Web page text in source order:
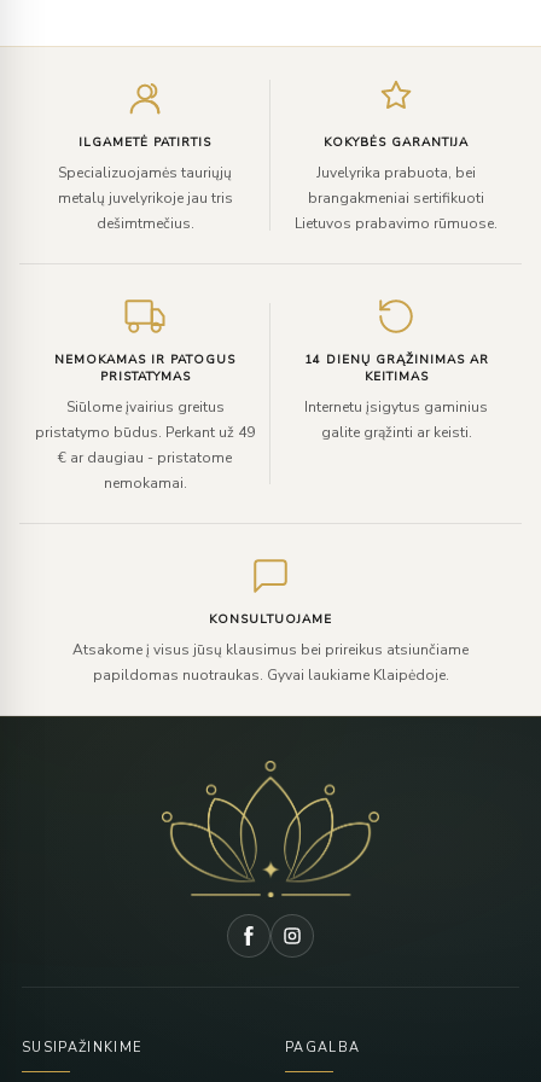
ILGAMETĖ PATIRTIS
Specializuojamės tauriųjų
metalų juvelyrikoje jau tris
dešimtmečius.
KOKYBĖS GARANTIJA
Juvelyrika prabuota, bei
brangakmeniai sertifikuoti
Lietuvos prabavimo rūmuose.
NEMOKAMAS IR PATOGUS
PRISTATYMAS
Siūlome įvairius greitus
pristatymo būdus. Perkant už 49
€ ar daugiau - pristatome
nemokamai.
14 DIENŲ GRĄŽINIMAS AR
KEITIMAS
Internetu įsigytus gaminius
galite grąžinti ar keisti.
KONSULTUOJAME
Atsakome į visus jūsų klausimus bei prireikus atsiunčiame
papildomas nuotraukas. Gyvai laukiame Klaipėdoje.
SUSIPAŽINKIME PAGALBA